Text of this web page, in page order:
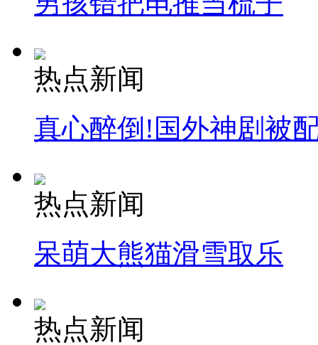
热点新闻
真心醉倒!国外神剧被
热点新闻
呆萌大熊猫滑雪取乐
热点新闻